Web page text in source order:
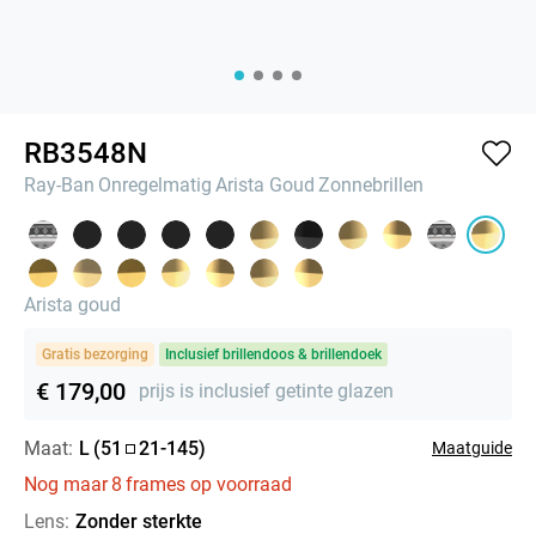
RB3548N
Ray-Ban Onregelmatig Arista Goud Zonnebrillen
Arista goud
Gratis bezorging Inclusief brillendoos & brillendoek
€ 179,00 prijs is inclusief getinte glazen
Maat: L (51 21-145) Maatguide
Nog maar 8 frames op voorraad
Lens: Zonder sterkte